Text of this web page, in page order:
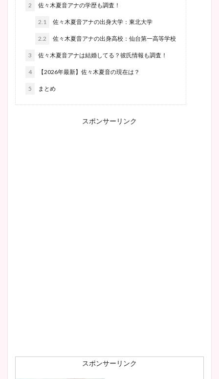
2 佐々木夏音アナの学歴も調査！
2.1 佐々木夏音アナの出身大学：東北大学
2.2 佐々木夏音アナの出身高校：仙台第一高等学校
3 佐々木夏音アナは結婚してる？彼氏情報も調査！
4 【2026年最新】佐々木夏音の現在は？
5 まとめ
スポンサーリンク
スポンサーリンク